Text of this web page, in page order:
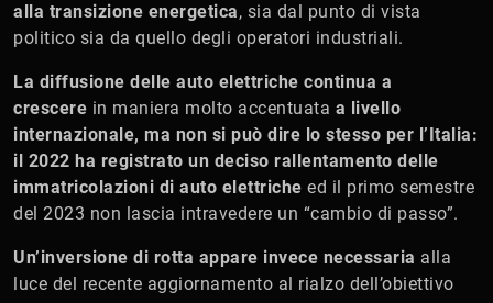
alla transizione energetica, sia dal punto di vista
politico sia da quello degli operatori industriali.
La diffusione delle auto elettriche continua a
crescere in maniera molto accentuata a livello
internazionale, ma non si può dire lo stesso per l’Italia:
il 2022 ha registrato un deciso rallentamento delle
immatricolazioni di auto elettriche ed il primo semestre
del 2023 non lascia intravedere un “cambio di passo”.
Un’inversione di rotta appare invece necessaria alla
luce del recente aggiornamento al rialzo dell’obiettivo